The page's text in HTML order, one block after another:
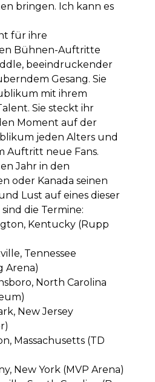
bringen. Ich kann es
für ihre
Bühnen-Auftritte
beeindruckender
Gesang. Sie
mit ihrem
Sie steckt ihr
Moment auf der
jeden Alters und
Auftritt neue Fans.
Jahr in den
oder Kanada seinen
Lust auf eines dieser
die Termine:
Kentucky (Rupp
Tennessee
Arena)
North Carolina
New Jersey
Massachusetts (TD
New York (MVP Arena)